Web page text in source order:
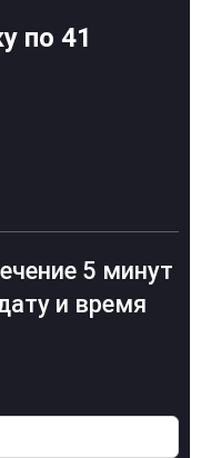
по 41
5 минут
и время